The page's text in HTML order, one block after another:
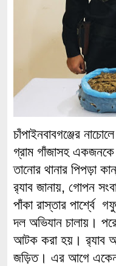
চাঁপাইনবাবগঞ্জের
গ্রাম গাঁজাসহ
তানোর থানার পিপড়া
র‌্যাব জানায়, গোপন
পাঁকা রাস্তার পার্শ্বে
দল অভিযান চালায়।
আটক করা হয়। র‌্যাব
জড়িত। এর আগে একেন